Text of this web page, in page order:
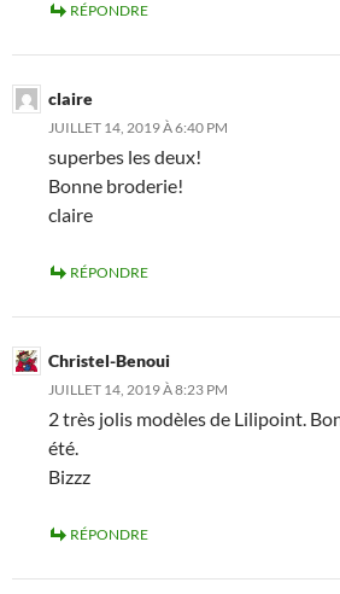
RÉPONDRE
claire
JUILLET 14, 2019 À 6:40 PM
superbes les deux!
Bonne broderie!
claire
RÉPONDRE
Christel-Benoui
JUILLET 14, 2019 À 8:23 PM
2 très jolis modèles de Lilipoint.
été.
Bizzz
RÉPONDRE